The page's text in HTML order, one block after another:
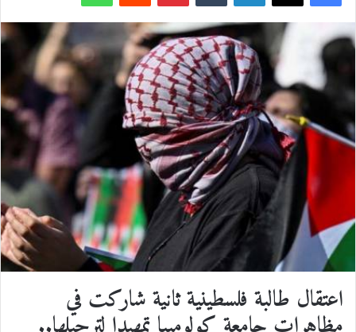
ي
ب
و
ك
X
ي
ن
ك
د
إ
ن
T
u
m
b
l
r
ي
ن
ت
ي
ر
ي
س
ت
R
e
i
t
ا
ت
س
ا
ب
اعتقال طالبة فلسطينية ثانية شاركت في